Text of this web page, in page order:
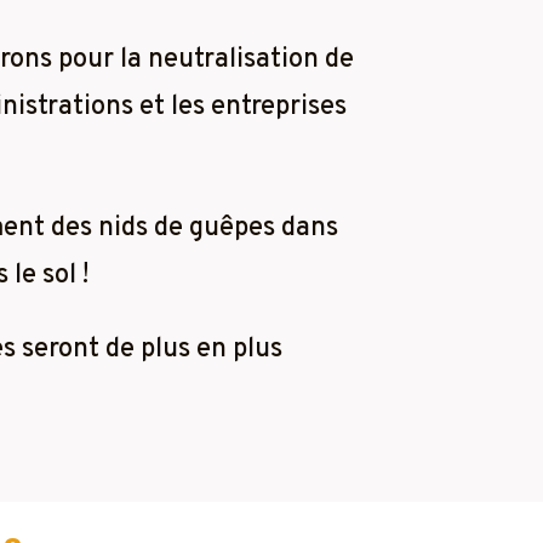
pour la neutralisation de
et les entreprises
des nids de guêpes dans
le sol !
seront de plus en plus